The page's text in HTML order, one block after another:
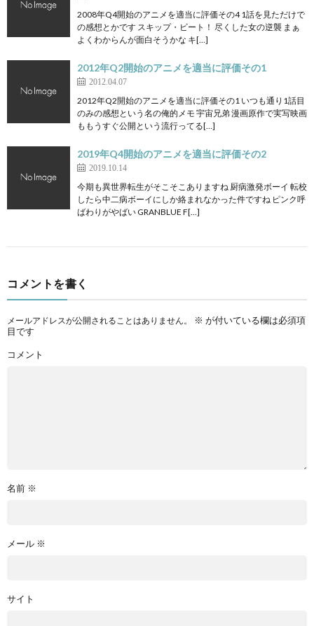
2008年Q4開始のアニメを適当に評価その4 1話を見ただけで
の感想とかです スキップ・ビート！ 尽くした女の逆襲 まぁ
よくわからんが面白そうかな キ[…]
2012年Q2開始のアニメを適当に評価その1
2012.04.07
2012年Q2開始のアニメを適当に評価その1 いつも通り1話目
のみの感想という名の俺的メモ 宇宙兄弟 漫画原作で実写映画
ももうすぐ公開という流行ってる[…]
2019年Q4開始のアニメを適当に評価その2
2019.10.14
今期も異世界転生がそこそこありますね 厨病激発ボーイ 転校
したら中二病ボーイにしか絡まれなかった件ですね ピンク呼
ばわりがやばい GRANBLUE F[…]
コメントを書く
メールアドレスが公開されることはありません。 ※ が付いている欄は必須項
目です
コメント
名前 ※
メール ※
サイト